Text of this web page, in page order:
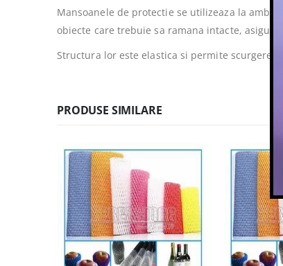
Mansoanele de protectie se utilizeaza la
obiecte care trebuie sa ramana intacte,
Structura lor este elastica si permite
PRODUSE SIMILARE